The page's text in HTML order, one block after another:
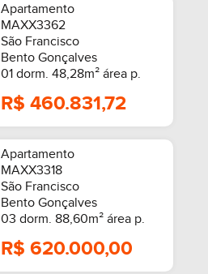
Apartamento
MAXX3362
São Francisco
Bento Gonçalves
01 dorm. 48,28m² área p.
R$ 460.831,72
Apartamento
MAXX3318
São Francisco
Bento Gonçalves
03 dorm. 88,60m² área p.
R$ 620.000,00